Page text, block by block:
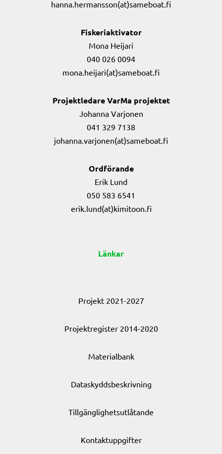
hanna.hermansson(at)sameboat.fi
Fiskeriaktivator
Mona Heijari
040 026 0094
mona.heijari(at)sameboat.fi
Projektledare VarMa projektet
Johanna Varjonen
041 329 7138
johanna.varjonen(at)sameboat.fi
Ordförande
Erik Lund
050 583 6541
erik.lund(at)kimitoon.fi
Länkar
Projekt 2021-2027
Projektregister 2014-2020
Materialbank
Dataskyddsbeskrivning
Tillgänglighetsutlåtande
Kontaktuppgifter